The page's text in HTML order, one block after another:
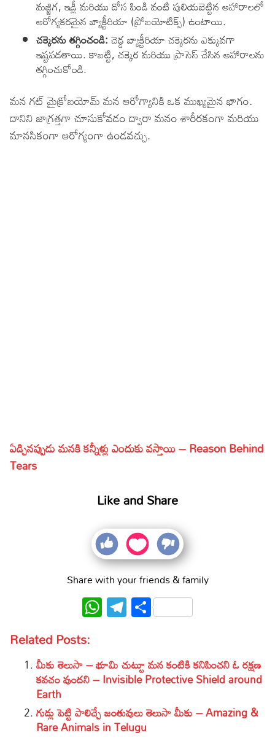
మజ్జిగ, ఇడ్లీ మరియు దోస పిండి వంటి పులియబెట్టిన ఆహారాలలో
ఆరోగ్యకరమైన బ్యాక్టీరియా (ప్రోబయోటిక్స్) ఉంటాయి.
చక్కెరను తగ్గించండి:చెడ్డ బ్యాక్టీరియా చక్కెరను ఎక్కువగా
ఇష్టపడతాయి. కాబట్టి, చక్కెర మరియు ప్రాసెస్ చేసిన ఆహారాలను
తగ్గించుకోండి.
మన గట్ మైక్రోబయోమ్ మన ఆరోగ్యానికి ఒక ముఖ్యమైన భాగం.
దానిని జాగ్రత్తగా చూసుకోవడం ద్వారా మనం శారీరకంగా మరియు
మానసికంగా ఆరోగ్యంగా ఉండవచ్చు.
ఏడ్చినప్పుడు మనకి కన్నీళ్లు ఎందుకు వస్తాయి – Reason Behind
Tears
Like and Share
Share with your friends & family
WhatsApp
Telegram
Share
Related Posts:
మీకు తెలుసా – భూమి చుట్టూ మన కంటికి కనిపించని ఓ రక్షణ
కవచం వుందని – Invisible Protective Shield around
Earth
గుడ్లు పెట్టి పాలిచ్చే జంతువులు తెలుసా మీకు – Amazing &
Rare Animals in Telugu